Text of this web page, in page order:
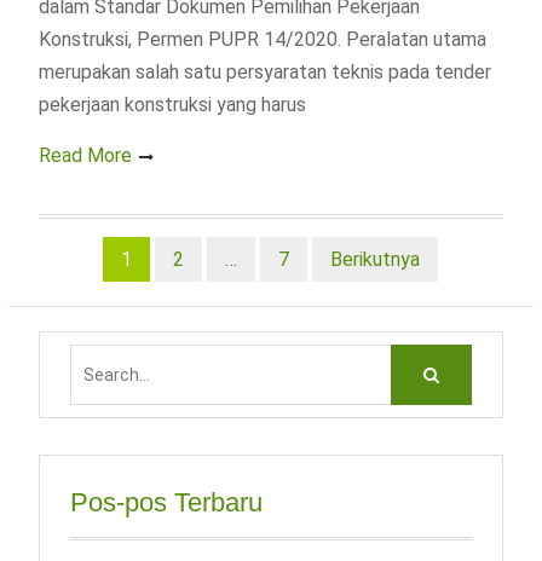
dalam Standar Dokumen Pemilihan Pekerjaan
Konstruksi, Permen PUPR 14/2020. Peralatan utama
merupakan salah satu persyaratan teknis pada tender
pekerjaan konstruksi yang harus
Read More
Navigasi
pos
1 2 … 7 Berikutnya
Pos-pos Terbaru